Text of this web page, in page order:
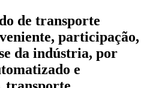
de transporte
participação,
da indústria, por
e